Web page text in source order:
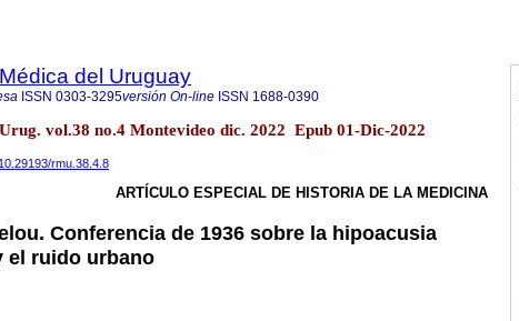
del Uruguay
ISSN 0303-3295versión On-line ISSN 1688-0390
vol.38 no.4 Montevideo dic. 2022 Epub 01-Dic-2022
rmu.38.4.8
ARTÍCULO ESPECIAL DE HISTORIA DE LA MEDICINA
Conferencia de 1936 sobre la hipoacusia
el ruido urbano